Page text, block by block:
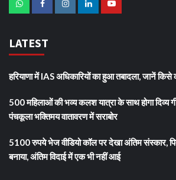
LATEST
हरियाणा में IAS अधिकारियों का हुआ तबादला, जानें किसे
500 महिलाओं की भव्य कलश यात्रा के साथ होगा दिव्य
पंचकूला भक्तिमय वातावरण में सराबोर
5100 रुपये भेज वीडियो कॉल पर देखा अंतिम संस्कार,
बनाया, अंतिम विदाई में एक भी नहीं आई